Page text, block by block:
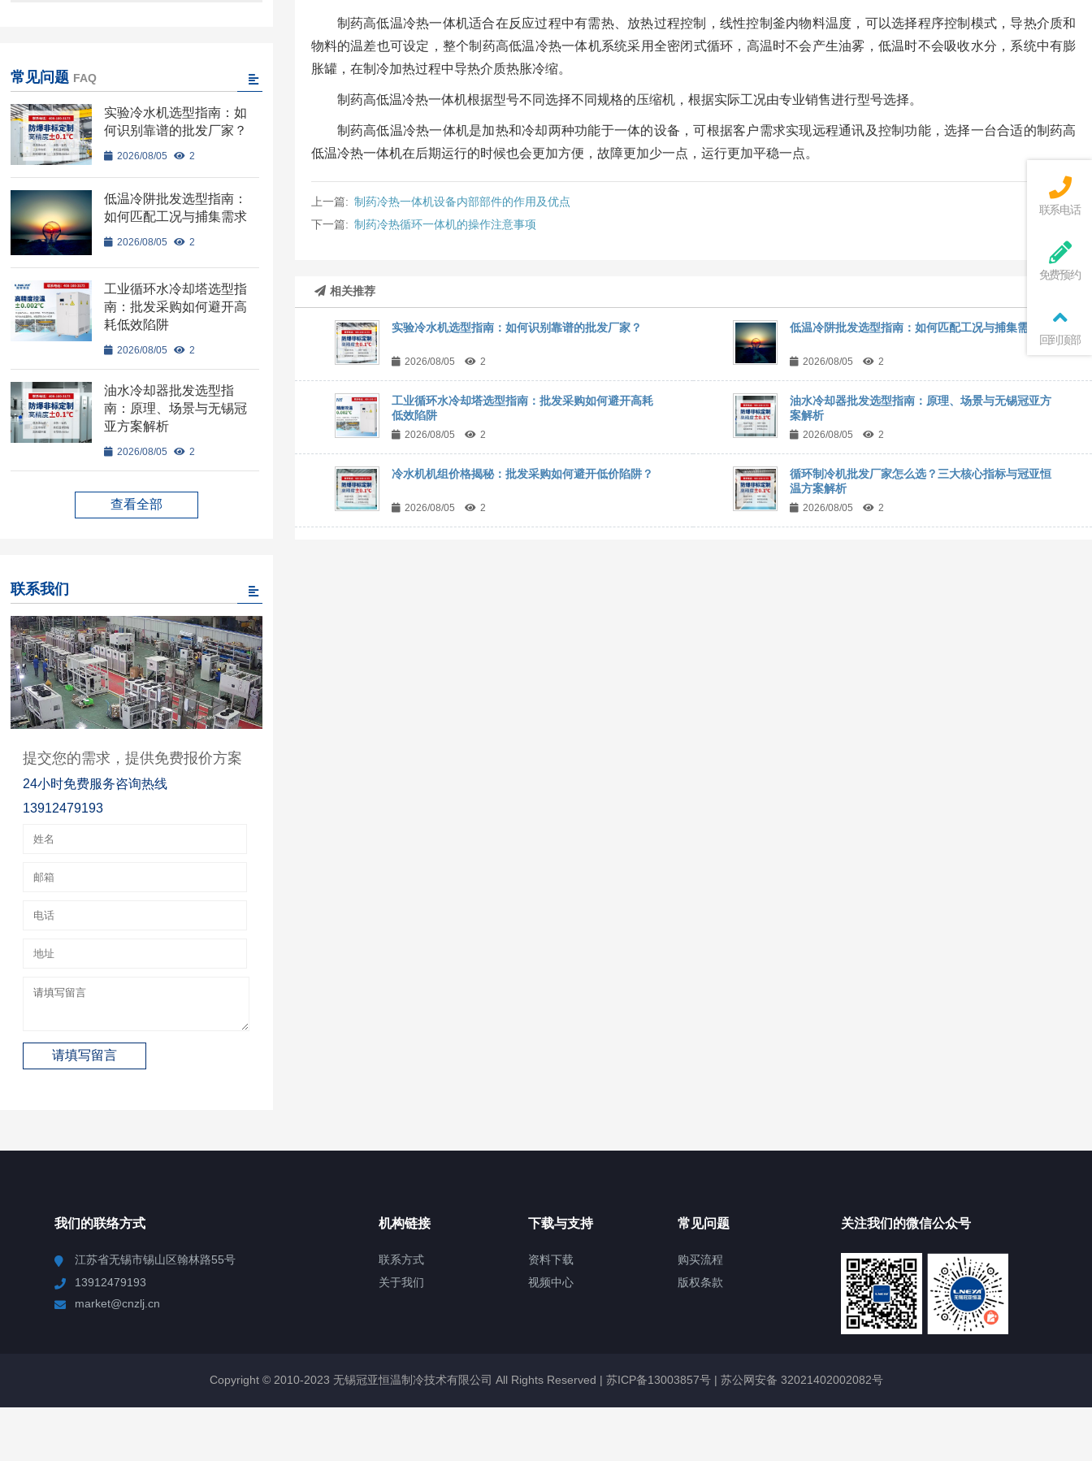
制药高低温冷热一体机适合在反应过程中有需热、放热过程控制，线性控制釜内物料温度，可以选择程序控制模式，导热介质和
物料的温差也可设定，整个制药高低温冷热一体机系统采用全密闭式循环，高温时不会产生油雾，低温时不会吸收水分，系统中有膨
胀罐，在制冷加热过程中导热介质热胀冷缩。
制药高低温冷热一体机根据型号不同选择不同规格的压缩机，根据实际工况由专业销售进行型号选择。
制药高低温冷热一体机是加热和冷却两种功能于一体的设备，可根据客户需求实现远程通讯及控制功能，选择一台合适的制药高
低温冷热一体机在后期运行的时候也会更加方便，故障更加少一点，运行更加平稳一点。
上一篇: 制药冷热一体机设备内部部件的作用及优点
下一篇: 制药冷热循环一体机的操作注意事项
相关推荐
实验冷水机选型指南：如何识别靠谱的批发厂家？
2026/08/05 2
低温冷阱批发选型指南：如何匹配工况与捕集需求
2026/08/05 2
工业循环水冷却塔选型指南：批发采购如何避开高耗
低效陷阱
2026/08/05 2
油水冷却器批发选型指南：原理、场景与无锡冠亚方
案解析
2026/08/05 2
冷水机机组价格揭秘：批发采购如何避开低价陷阱？
2026/08/05 2
循环制冷机批发厂家怎么选？三大核心指标与冠亚恒
温方案解析
2026/08/05 2
常见问题 FAQ
实验冷水机选型指南：如
何识别靠谱的批发厂家？
2026/08/05 2
低温冷阱批发选型指南：
如何匹配工况与捕集需求
2026/08/05 2
工业循环水冷却塔选型指
南：批发采购如何避开高
耗低效陷阱
2026/08/05 2
油水冷却器批发选型指
南：原理、场景与无锡冠
亚方案解析
2026/08/05 2
查看全部
联系我们
提交您的需求，提供免费报价方案
24小时免费服务咨询热线
13912479193
我们的联络方式
江苏省无锡市锡山区翰林路55号
13912479193
market@cnzlj.cn
机构链接
联系方式
关于我们
下载与支持
资料下载
视频中心
常见问题
购买流程
版权条款
关注我们的微信公众号
Copyright © 2010-2023 无锡冠亚恒温制冷技术有限公司 All Rights Reserved | 苏ICP备13003857号| 苏公网安备 32021402002082号
联系电话
免费预约
回到顶部